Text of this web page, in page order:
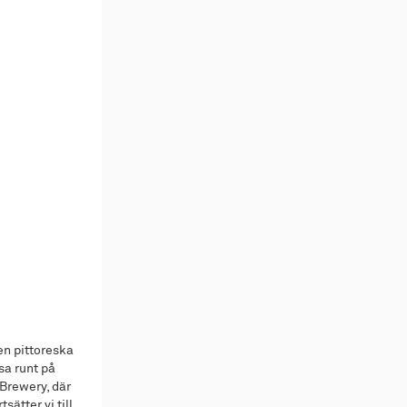
pittoreska
runt på
där